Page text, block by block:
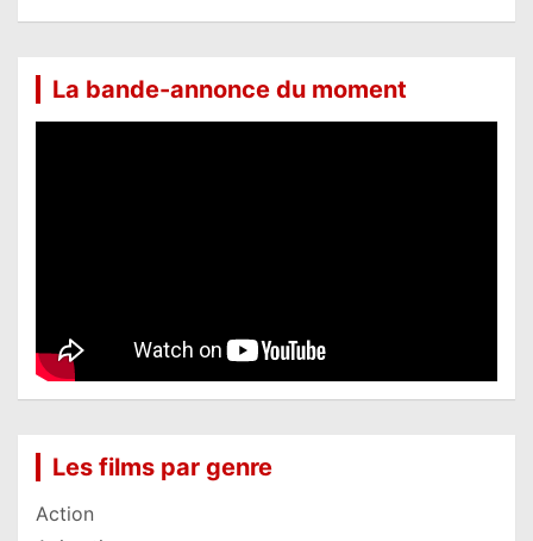
La bande-annonce du moment
Les films par genre
Action